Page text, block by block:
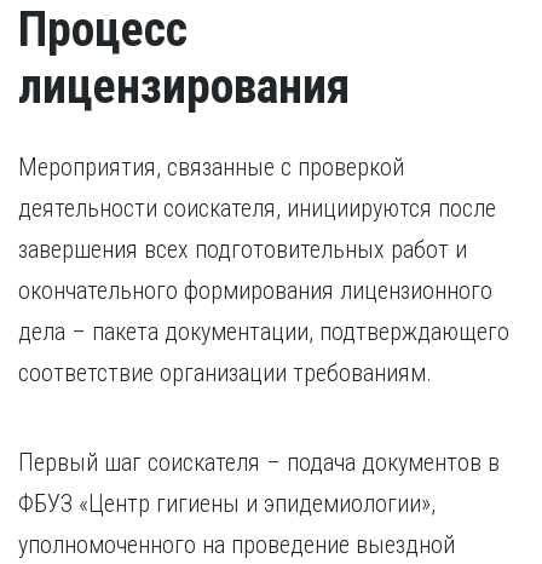
Процесс
лицензирования
Мероприятия, связанные с проверкой
деятельности соискателя, инициируются после
завершения всех подготовительных работ и
окончательного формирования лицензионного
дела – пакета документации, подтверждающего
соответствие организации требованиям.
Первый шаг соискателя – подача документов в
ФБУЗ «Центр гигиены и эпидемиологии»,
уполномоченного на проведение выездной